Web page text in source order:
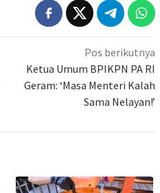
Pos berikutnya
Ketua Umum BPIKPN PA RI
Geram: ‘Masa Menteri Kalah
Sama Nelayan!’